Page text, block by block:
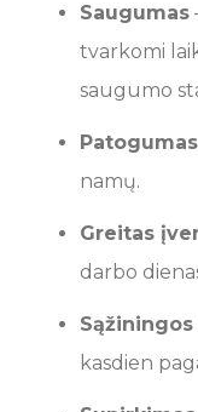
Saugumas
tvarkomi
saugumo
Patogumas
namų.
Greitas
darbo
kasdien